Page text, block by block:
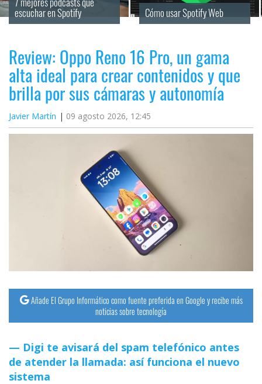
escuchar en Spotify Cómo usar Spotify Web
Review: Oppo Reno 16 Pro, un gama
alta ideal para crear contenidos y que
brilla por sus cámaras y autonomía
Javier Martín 09 agosto 2026, 12:45
Añade El Grupo Informático como fuente preferida en Google y recibe más
noticias sobre tecnología
Digi te avisará del spam telefónico antes
de atender la llamada: así funciona el nuevo
sistema